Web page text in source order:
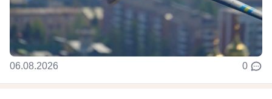
06.08.2026 0